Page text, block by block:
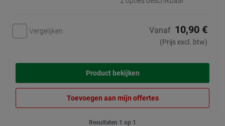
Vergelijken Vanaf 10,90 €
(Prijs excl. btw)
Product bekijken
Toevoegen aan mijn offertes
Resultaten 1 op 1